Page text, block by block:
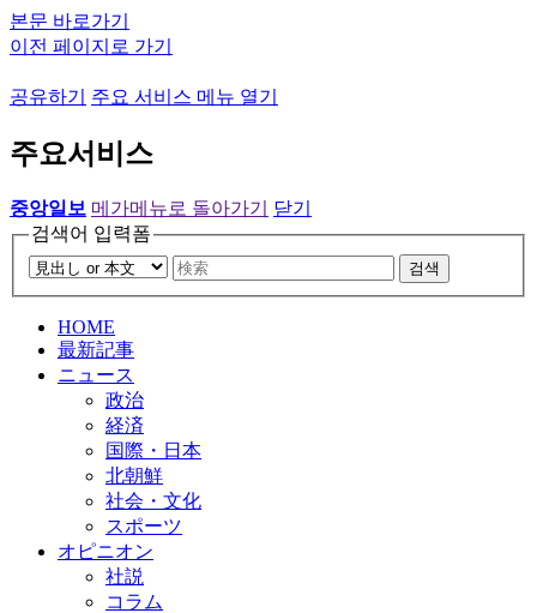
본문 바로가기
이전 페이지로 가기
공유하기 주요 서비스 메뉴 열기
주요서비스
중앙일보 메가메뉴로 돌아가기
닫기
검색어 입력폼
검색
HOME
最新記事
ニュース
政治
経済
国際・日本
北朝鮮
社会・文化
スポーツ
オピニオン
社説
コラム